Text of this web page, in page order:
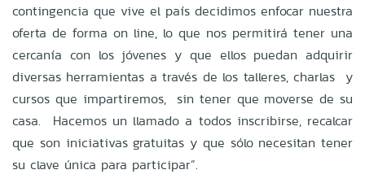
contingencia que vive el país decidimos enfocar nuestra
oferta de forma on line, lo que nos permitirá tener una
cercanía con los jóvenes y que ellos puedan adquirir
diversas herramientas a través de los talleres, charlas y
cursos que impartiremos, sin tener que moverse de su
casa. Hacemos un llamado a todos inscribirse, recalcar
que son iniciativas gratuitas y que sólo necesitan tener
su clave única para participar”.